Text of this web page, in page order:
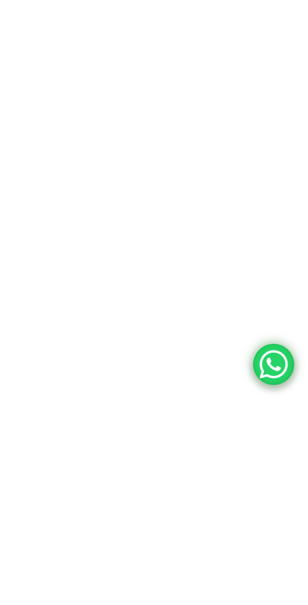
Contatta Un Nostro
Agente Per Una
Consulenza Senza